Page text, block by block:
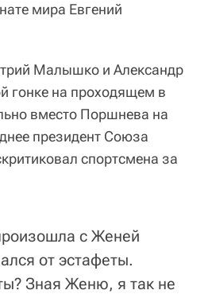
мира Евгений
Малышко и Александр
гонке на проходящем в
вместо Поршнева на
президент Союза
спортсмена за
с Женей
от эстафеты.
Зная Женю, я так не